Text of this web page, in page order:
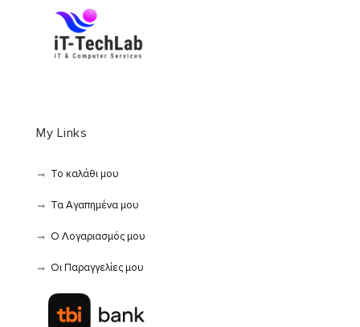
My Links
Το καλάθι μου
Τα Αγαπημένα μου
Ο Λογαριασμός μου
Οι Παραγγελίες μου